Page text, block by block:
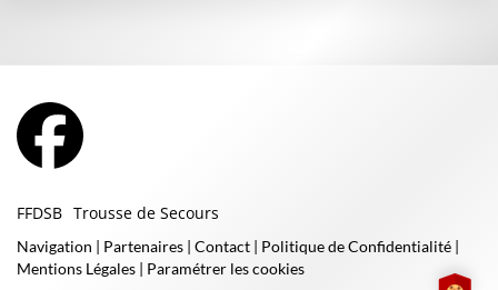
FFDSB Trousse de Secours
Navigation | Partenaires | Contact | Politique de Confidentialité |
Mentions Légales | Paramétrer les cookies